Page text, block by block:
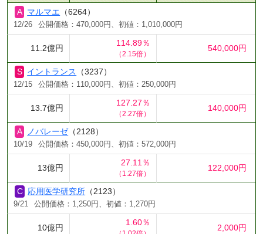
マルマエ （6264）
12/26 公開価格：470,000円、初値：1,010,000円
11.2億円
114.89％
（2.15倍）
540,000円
イントランス （3237）
12/15 公開価格：110,000円、初値：250,000円
13.7億円
127.27％
（2.27倍）
140,000円
ノバレーゼ（2128）
10/19 公開価格：450,000円、初値：572,000円
13億円
27.11％
（1.27倍）
122,000円
応用医学研究所 （2123）
9/21 公開価格：1,250円、初値：1,270円
10億円
1.60％
2,000円